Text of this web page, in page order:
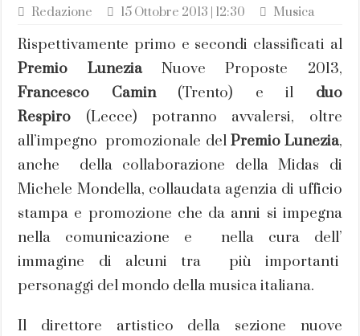
Redazione 15 Ottobre 2013 | 12:30 Musica
Rispettivamente primo e secondi classificati al
Premio LuneziaNuove Proposte 2013,
Francesco Camin(Trento) e il duo
Respiro (Lecce) potranno avvalersi, oltre
all’impegno promozionale del Premio Lunezia,
anche della collaborazione della Midas di
Michele Mondella, collaudata agenzia di ufficio
stampa e promozione che da anni si impegna
nella comunicazione e nella cura dell’
immagine di alcuni tra più importanti
personaggi del mondo della musica italiana.
Il direttore artistico della sezione nuove